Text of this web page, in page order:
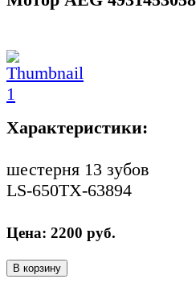
Характеристики:
шестерня 13 зубов
LS-650TX-63894
Цена: 2200 руб.
В корзину